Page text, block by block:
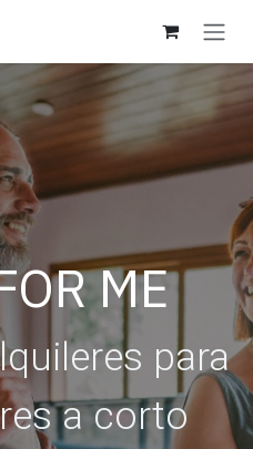
ME
para
a corto